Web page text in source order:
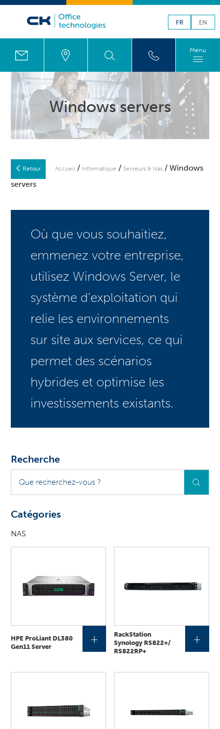
FR EN
Menu
Windows servers
Retour Accueil / Informatique / Serveurs & Nas / Windows
servers
Où que vous souhaitiez,
emmenez votre entreprise,
utilisez Windows Server, le
système d’exploitation qui
relie les environnements
sur site aux services, ce qui
permet des scénarios
hybrides et optimise les
investissements existants.
Recherche
recherchez-
vous
Catégories
NAS
HPE ProLiant DL380
Gen11 Server
+
RackStation
Synology RS822+​/​
RS822RP+
+